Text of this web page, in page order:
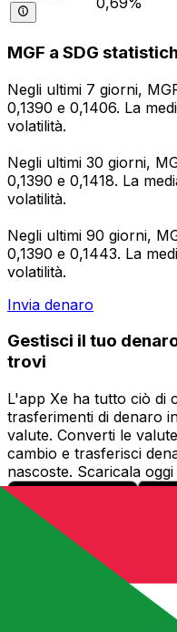
MGF a SDG
Negli ultimi 7 giorni,
0,1390 e 0,1406. La
volatilità.
Negli ultimi 30 giorni,
0,1390 e 0,1418. La
volatilità.
Negli ultimi 90 giorni,
0,1390 e 0,1443. La
volatilità.
Invia denaro
Gestisci il tuo
trovi
L'app Xe ha tutto ciò di
trasferimenti di denaro
valute. Converti le
cambio e trasferisci
nascoste. Scaricala oggi